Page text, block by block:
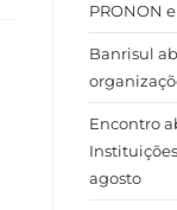
PRONON
Banrisul
Encontro
agosto